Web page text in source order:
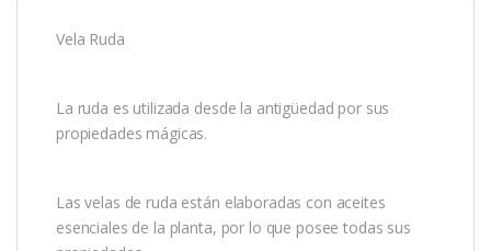
Vela Ruda
La ruda es utilizada desde la antigüedad por sus
propiedades mágicas.
Las velas de ruda están elaboradas con aceites
esenciales de la planta, por lo que posee todas sus